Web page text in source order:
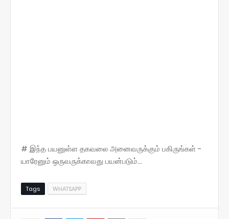
# இந்த பயனுள்ள தகவலை அனைவருக்கும் பகிருங்கள் -
யாரேனும் ஒருவருக்காவது பயன்படும்...
Tags WHATSAPP